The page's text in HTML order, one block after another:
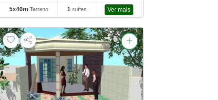
5x40m Terreno 1 suítes Ver mais